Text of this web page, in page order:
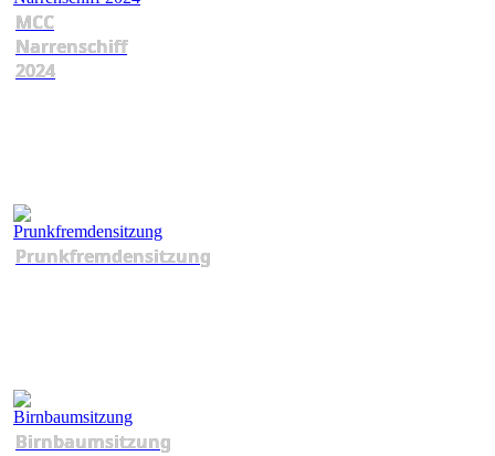
MCC
Narrenschiff
2024
Prunkfremdensitzung
Birnbaumsitzung